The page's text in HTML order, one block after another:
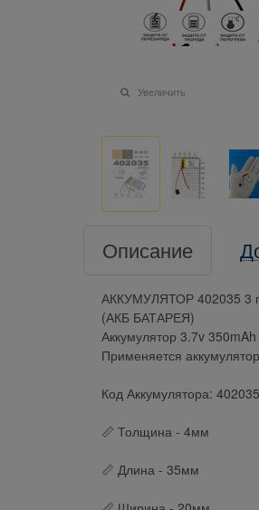
Увеличить
Описание
АККУМУЛЯТОР 402035
(АКБ БАТАРЕЯ)
Аккумулятор 3.7v
Применяется
Код Аккумулятора: 402035
📏 Толщина - 4мм
📏 Длина - 35мм